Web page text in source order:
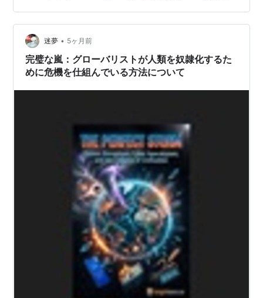
を彩る植物も溢れ、街を散歩するワンコも興味津々。 我
が家は本来好きな動物は飼えないけど、 街を歩けばワ…
迷夢 • 5ヶ月前
完璧な嵐：グローバリストが人類を奴隷化するた
めに危機を仕組んでいる方法について